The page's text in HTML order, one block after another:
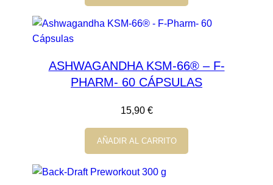
ASHWAGANDHA KSM-66® – F-
PHARM- 60 CÁPSULAS
15,90 €
AÑADIR AL CARRITO